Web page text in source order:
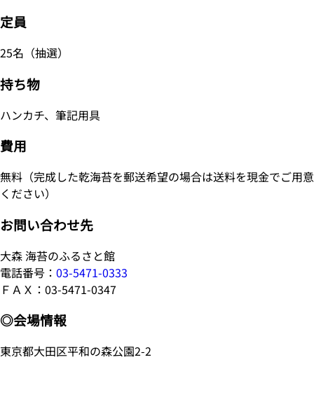
定員
25名（抽選）
持ち物
ハンカチ、筆記用具
費用
無料（完成した乾海苔を郵送希望の場合は送料を現金でご用意
ください）
お問い合わせ先
大森 海苔のふるさと館
電話番号： 03-5471-0333
ＦＡＸ：03-5471-0347
◎会場情報
東京都大田区平和の森公園2-2